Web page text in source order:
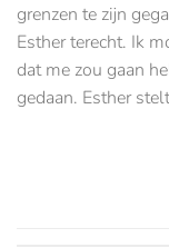
grenzen te zijn
Esther terecht. Ik
dat me zou gaan
gedaan. Esther